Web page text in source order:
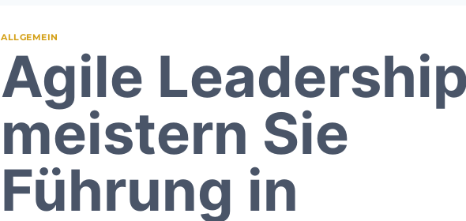
ALLGEMEIN
Agile
meistern Sie
Führung in